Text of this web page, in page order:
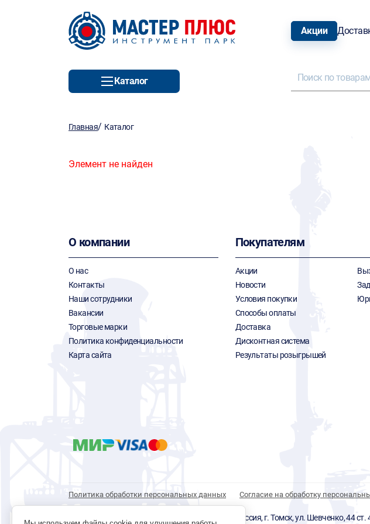
Акции
Каталог
Главная/ Каталог
Элемент не найден
О компании
О нас
Контакты
Наши сотрудники
Вакансии
Торговые марки
Политика конфиденциальности
Карта сайта
Покупателям
Акции
Новости
Условия покупки
Способы оплаты
Доставка
Дисконтная система
Результаты розыгрышей
Политика обработки персональных данных Согласие на обработку
© 1996 - 2026 инструмент парк «Мастер Плюс» Россия, г. Томск, ул. Шевченко, 44 ст.